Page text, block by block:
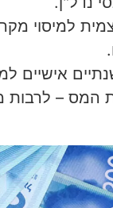
למיסוי
אישיים
המס – לרבות